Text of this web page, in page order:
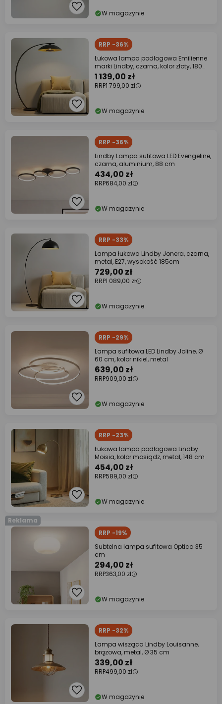
W magazynie
RRP -36%
Łukowa lampa podłogowa Emilienne
marki Lindby, czarna, kolor złoty, 180
cm
1 139,00 zł
RRP1 799,00 zł
W magazynie
RRP -36%
Lindby Lampa sufitowa LED Evengeline,
czarna, aluminium, 88 cm
434,00 zł
RRP684,00 zł
W magazynie
RRP -33%
Lampa łukowa Lindby Jonera, czarna,
metal, E27, wysokość 185cm
729,00 zł
RRP1 089,00 zł
W magazynie
RRP -29%
Lampa sufitowa LED Lindby Joline, Ø
60 cm, kolor nikiel, metal
639,00 zł
RRP909,00 zł
W magazynie
RRP -23%
Łukowa lampa podłogowa Lindby
Moisia, kolor mosiądz, metal, 148 cm
454,00 zł
RRP589,00 zł
W magazynie
Reklama
RRP -19%
Subtelna lampa sufitowa Optica 35
cm
294,00 zł
RRP363,00 zł
W magazynie
RRP -32%
Lampa wisząca Lindby Louisanne,
brązowa, metal, Ø 35 cm
339,00 zł
RRP499,00 zł
W magazynie